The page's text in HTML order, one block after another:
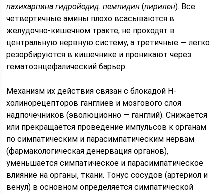
пахикарпина гидройодид. пемпидин(пирилен). Все
четвертичные амины плохо всасываются в
желудочно-кишечном тракте, не проходят в
центральную нервную систему, а третичные — легко
резорбируются в кишечнике и проникают через
гематоэнцефалический барьер.
Механизм их действия связан с блокадой Н-
холинорецепторов ганглиев и мозгового слоя
надпочечников (эволюционно — ганглий). Снижается
или прекращается проведение импульсов к органам
по симпатическим и парасимпатическим нервам
(фармакологическая денервация органов),
уменьшается симпатическое и парасимпатическое
влияние на органы, ткани. Тонус сосудов (артериол и
венул) в основном определяется симпатической